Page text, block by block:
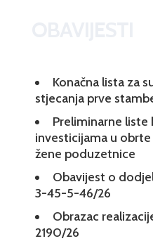
Konačna lista za
stjecanja prve
Preliminarne
investicijama u
žene poduzetnice
Obavijest o
3-45-5-46/26
Obrazac
2190/26